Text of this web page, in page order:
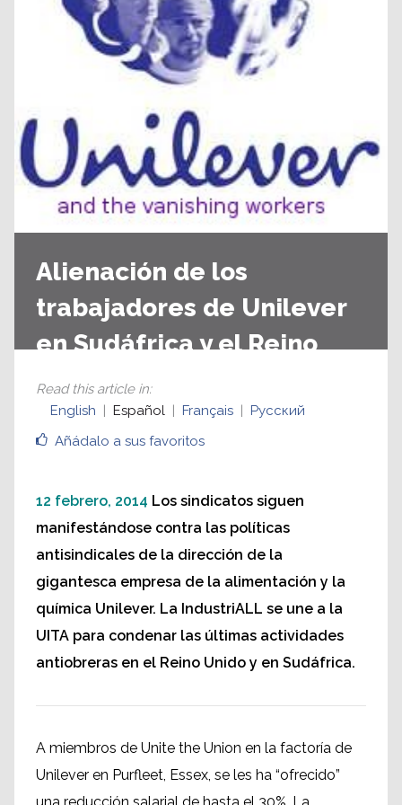
Alienación de los
trabajadores de Unilever
en Sudáfrica y el Reino
Unido
Unilever y los trabajadores alienados
Añádalo a sus favoritos
Read this article in:
English
Español Français Русский
12 febrero, 2014 Los sindicatos siguen
manifestándose contra las políticas
antisindicales de la dirección de la
gigantesca empresa de la alimentación y la
química Unilever. La IndustriALL se une a la
UITA para condenar las últimas actividades
antiobreras en el Reino Unido y en Sudáfrica.
A miembros de Unite the Union en la factoría de
Unilever en Purfleet, Essex, se les ha “ofrecido”